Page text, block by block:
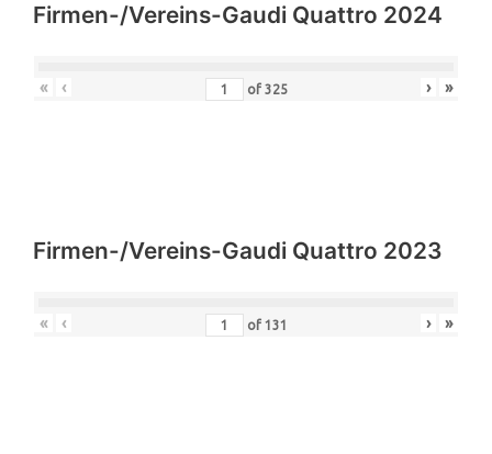
Firmen-/Vereins-Gaudi Quattro 2024
« ‹ of 325 › »
Firmen-/Vereins-Gaudi Quattro 2023
« ‹ of 131 › »